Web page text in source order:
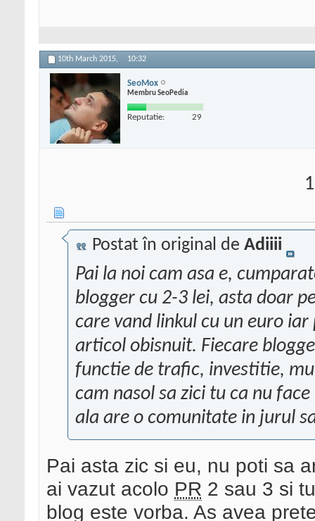
10th March 2015, 10:32
SeoMox
Membru SeoPedia
Reputatie: 29
Postat în original de Adiiii
Pai la noi cam asa e,
blogger cu 2-3 lei, asta doar
care vand linkul cu un euro
articol obisnuit. Fiecare
functie de trafic, investitie,
cam nasol sa zici tu ca nu
ala are o comunitate in jurul
Pai asta zic si eu, nu poti sa
ai vazut acolo PR 2 sau 3 si
blog este vorba. As avea